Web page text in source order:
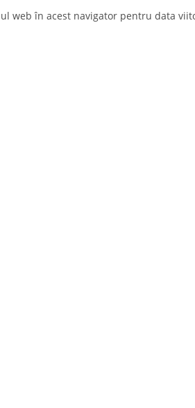
web în acest navigator pentru data